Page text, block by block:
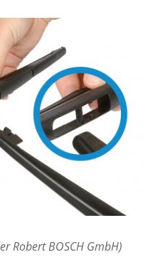
Robert BOSCH GmbH)